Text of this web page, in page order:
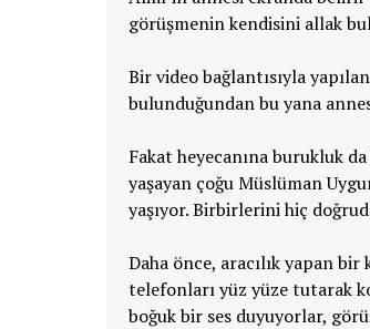
görüşmenin kendisini allak
Bir video bağlantısıyla
bulunduğundan bu yana
Fakat heyecanına burukluk
yaşayan çoğu Müslüman
yaşıyor. Birbirlerini hiç
Daha önce, aracılık yapan
telefonları yüz yüze tutarak
boğuk bir ses duyuyorlar,